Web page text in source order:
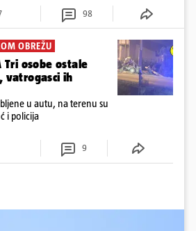
98
OBREŽU
Tri osobe ostale
vatrogasci ih
u autu, na terenu su
i policija
9